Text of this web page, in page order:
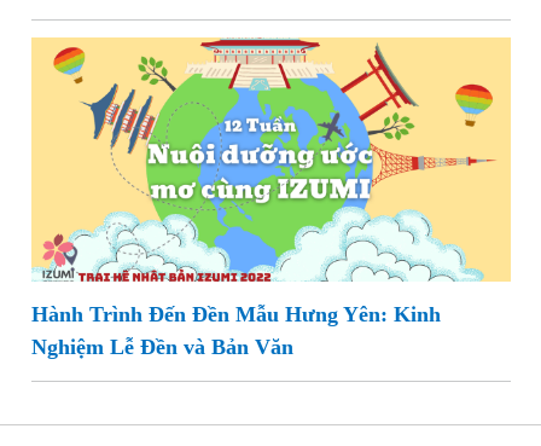
Hành Trình Đến Đền Mẫu Hưng Yên: Kinh
Nghiệm Lễ Đền và Bản Văn